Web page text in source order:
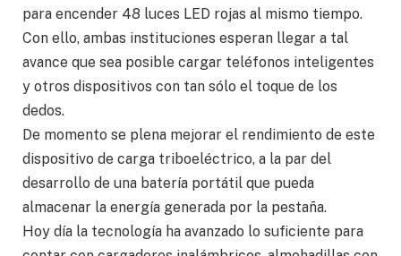
para encender 48 luces LED rojas al mismo tiempo.
Con ello, ambas instituciones esperan llegar a tal
avance que sea posible cargar teléfonos inteligentes
y otros dispositivos con tan sólo el toque de los
dedos.
De momento se plena mejorar el rendimiento de este
dispositivo de carga triboeléctrico, a la par del
desarrollo de una batería portátil que pueda
almacenar la energía generada por la pestaña.
Hoy día la tecnología ha avanzado lo suficiente para